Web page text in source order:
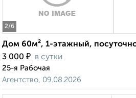
2/6
Дом 60м², 1-этажный,
3 000 ₽ в сутки
25-я Рабочая
Агентство, 09.08.2026